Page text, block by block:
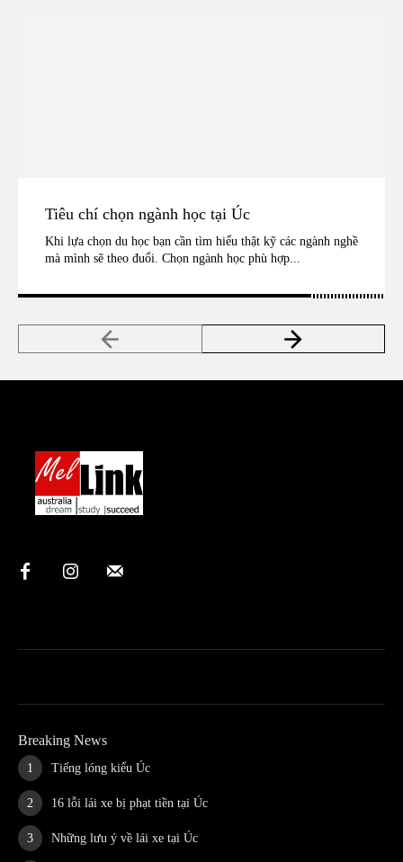
Tiêu chí chọn ngành học tại Úc
Khi lựa chọn du học bạn cần tìm hiểu thật kỹ các ngành nghề
mà mình sẽ theo đuổi. Chọn ngành học phù hợp...
Breaking News
Tiếng lóng kiểu Úc
16 lỗi lái xe bị phạt tiền tại Úc
Những lưu ý về lái xe tại Úc